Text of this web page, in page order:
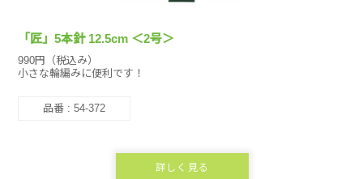
「匠」5本針 12.5cm ＜2号＞
990円（税込み）
小さな輪編みに便利です！
品番 : 54-372
詳しく見る